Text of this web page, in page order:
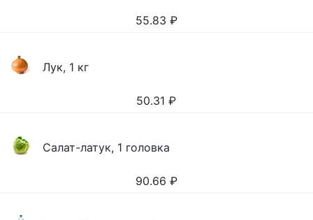
55.83 ₽
Лук, 1 кг
50.31 ₽
Салат-латук, 1 головка
90.66 ₽